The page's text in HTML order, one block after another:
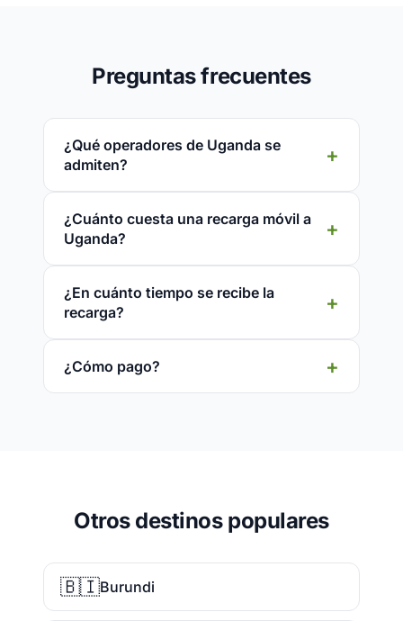
Preguntas frecuentes
¿Qué operadores de Uganda se
admiten?
¿Cuánto cuesta una recarga móvil a
Uganda?
¿En cuánto tiempo se recibe la
recarga?
¿Cómo pago?
Otros destinos populares
🇧🇮Burundi